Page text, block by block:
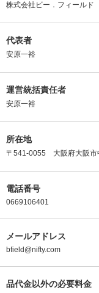
株式会社ビー．フィールド
代表者
安原一裕
運営統括責任者
安原一裕
所在地
〒541-0055 大阪府大阪市
電話番号
0669106401
メールアドレス
bfield@nifty.com
品代金以外の必要料金